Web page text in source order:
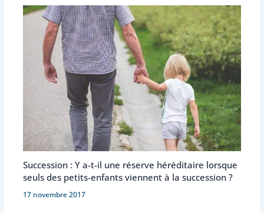
Succession : Y a-t-il une réserve héréditaire lorsque
seuls des petits-enfants viennent à la succession ?
17 novembre 2017